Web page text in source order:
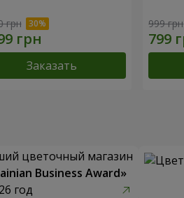
грн
Заказать
999 грн
цветочный магазин
Business Award»
год